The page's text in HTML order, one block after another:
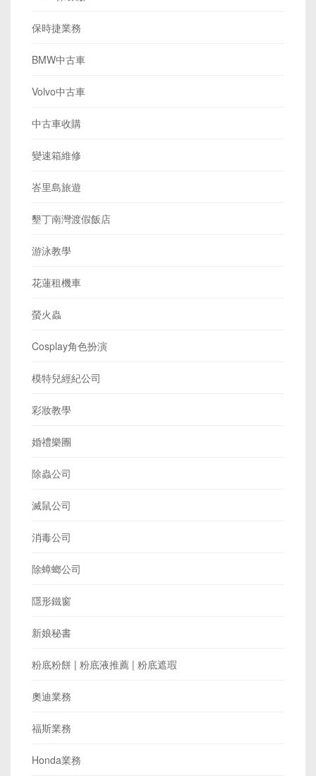
保時捷業務
BMW中古車
Volvo中古車
中古車收購
變速箱維修
峇里島旅遊
墾丁南灣渡假飯店
游泳教學
花蓮租機車
螢火蟲
Cosplay角色扮演
模特兒經紀公司
彩妝教學
婚禮樂團
除蟲公司
滅鼠公司
消毒公司
除蟑螂公司
隱形鐵窗
新娘秘書
粉底粉餅 | 粉底液推薦 | 粉底遮瑕
奧迪業務
福斯業務
Honda業務